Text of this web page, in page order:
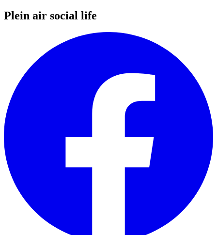
Plein air social life